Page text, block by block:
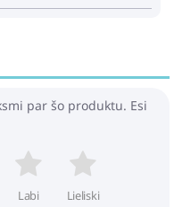
Dabīgā
par šo produktu. Esi
Labi Lieliski